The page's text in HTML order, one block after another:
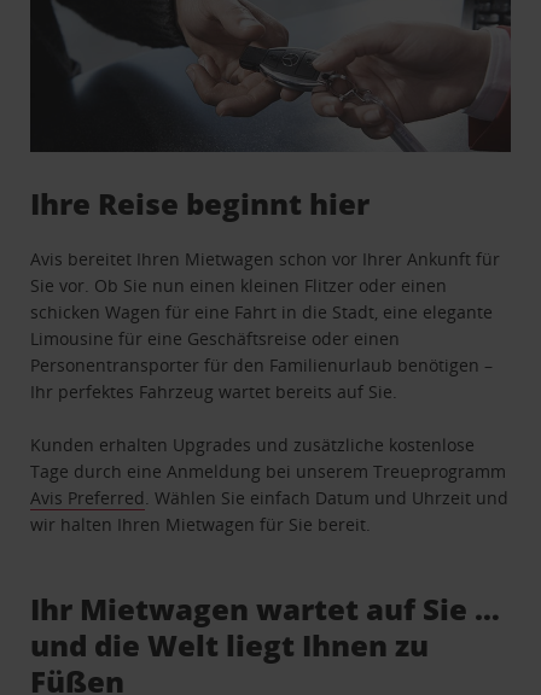
Ihre Reise beginnt hier
Avis bereitet Ihren Mietwagen schon vor Ihrer Ankunft für
Sie vor. Ob Sie nun einen kleinen Flitzer oder einen
schicken Wagen für eine Fahrt in die Stadt, eine elegante
Limousine für eine Geschäftsreise oder einen
Personentransporter für den Familienurlaub benötigen –
Ihr perfektes Fahrzeug wartet bereits auf Sie.
Kunden erhalten Upgrades und zusätzliche kostenlose
Tage durch eine Anmeldung bei unserem Treueprogramm
Avis Preferred . Wählen Sie einfach Datum und Uhrzeit und
wir halten Ihren Mietwagen für Sie bereit.
Ihr Mietwagen wartet auf Sie …
und die Welt liegt Ihnen zu
Füßen